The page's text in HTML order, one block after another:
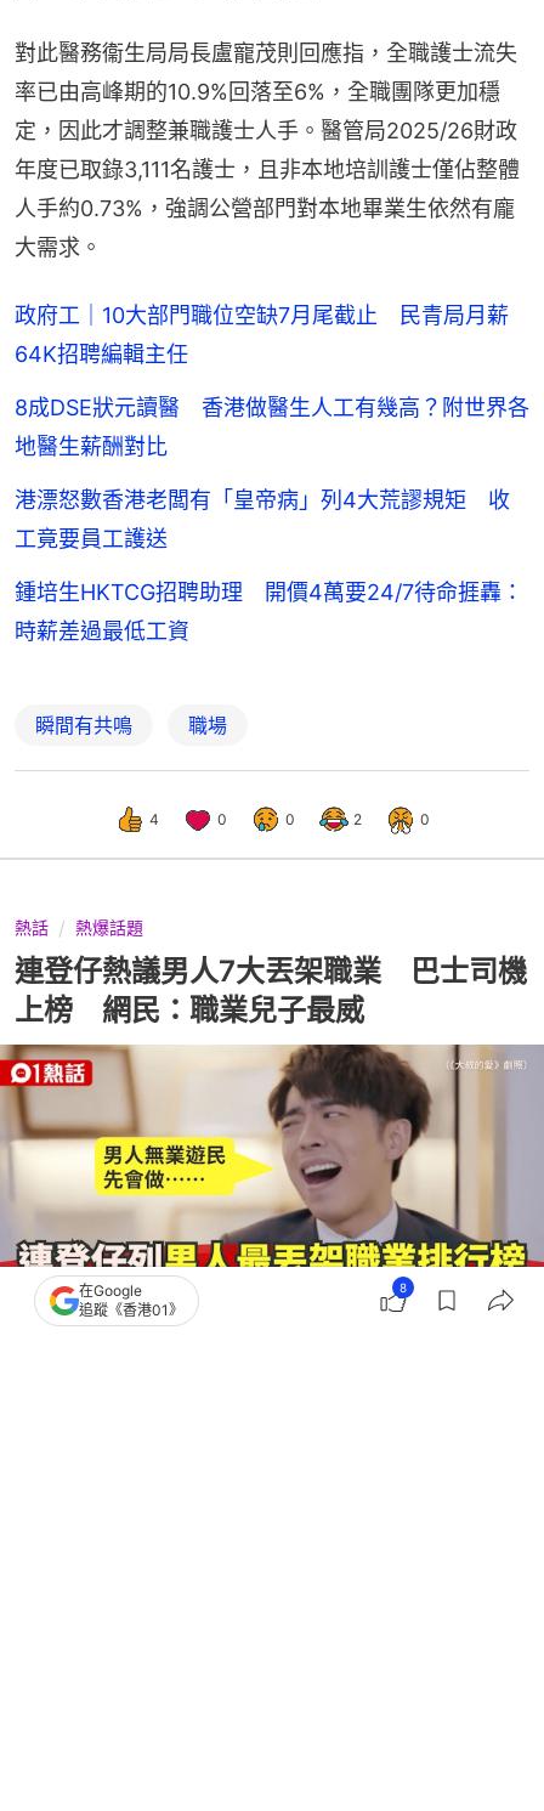
對此醫務衞生局局長盧寵茂則回應指，全職護士流失
率已由高峰期的10.9%回落至6%，全職團隊更加穩
定，因此才調整兼職護士人手。醫管局2025/26財政
年度已取錄3,111名護士，且非本地培訓護士僅佔整體
人手約0.73%，強調公營部門對本地畢業生依然有龐
大需求。
政府工｜10大部門職位空缺7月尾截止 民青局月薪
64K招聘編輯主任
8成DSE狀元讀醫 香港做醫生人工有幾高？附世界各
地醫生薪酬對比
港漂怒數香港老闆有「皇帝病」列4大荒謬規矩 收
工竟要員工護送
鍾培生HKTCG招聘助理 開價4萬要24/7待命捱轟：
時薪差過最低工資
瞬間有共鳴 職場
4 0 0 2 0
熱話 熱爆話題
連登仔熱議男人7大丟架職業 巴士司機
上榜 網民：職業兒子最威
在Google
追蹤《香港01》
8